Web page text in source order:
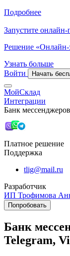
Подробнее
Запустите онлайн-
Решение «Онлайн-
Узнать больше
Войти
Начать
МойСклад
Интеграции
Банк
Платное решение
Поддержка
tlig@mail.ru
Разработчик
ИП Трофимова
Попробовать
Банк
Telegram,